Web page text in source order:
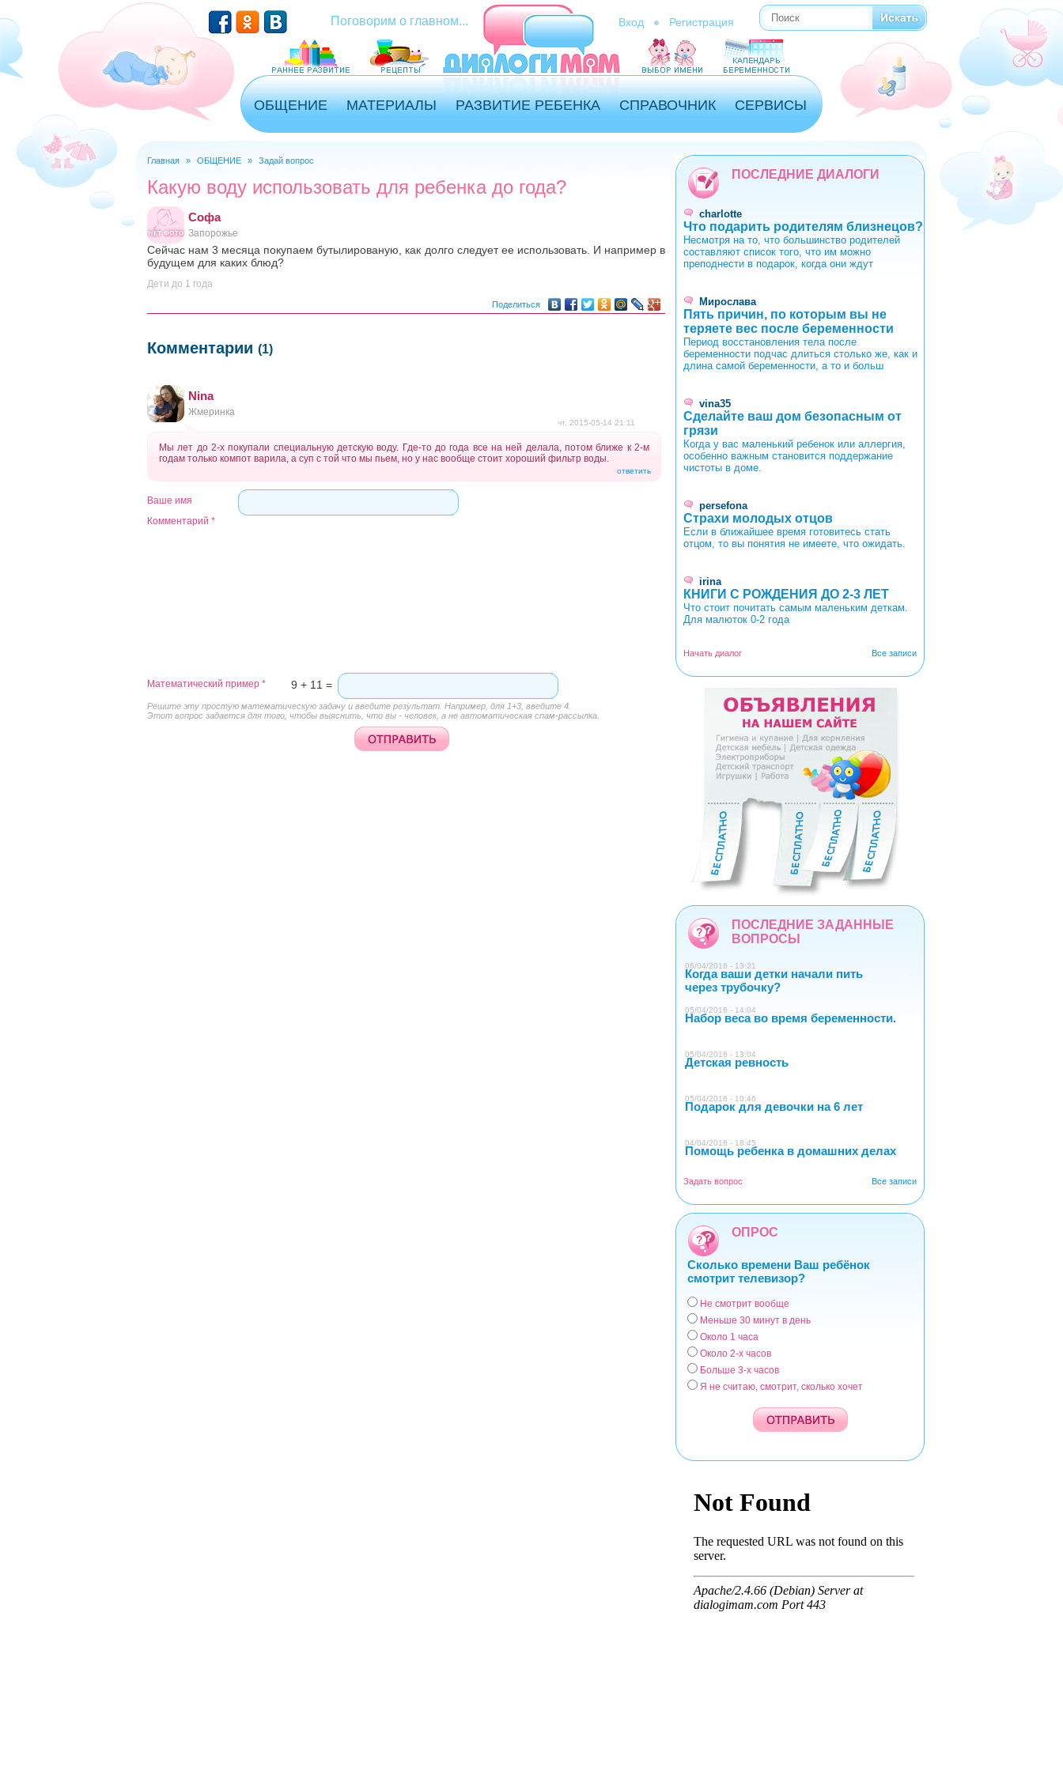
Перейти к основному содержанию
Поговорим о главном... Вход Регистрация Форма поиска
Поиск
ОБЩЕНИЕ МАТЕРИАЛЫ РАЗВИТИЕ РЕБЕНКА СПРАВОЧНИК СЕРВИСЫ
Главная » ОБЩЕНИЕ » Задай вопрос
Какую воду использовать для ребенка до года?
Софа
Запорожье
Сейчас нам 3 месяца покупаем бутылированую, как долго следует ее использовать. И например в
будущем для каких блюд?
Дети до 1 года
Поделиться
Комментарии (1)
Nina
Жмеринка
чт, 2015-05-14 21:11
Мы лет до 2-х покупали специальную детскую воду. Где-то до года все на ней делала, потом ближе к 2-м
годам только компот варила, а суп с той что мы пьем, но у нас вообще стоит хороший фильтр воды.
ответить
Ваше имя
Комментарий *
Этот вопрос задается для того, чтобы выяснить, что вы - человек, а не автоматическая спам-рассылка.
Математический пример * 9 + 11 =
Решите эту простую математическую задачу и введите результат. Например, для 1+3, введите 4.
ПОСЛЕДНИЕ ДИАЛОГИ
charlotte
Что подарить родителям близнецов?
Несмотря на то, что большинство родителей
составляют список того, что им можно
преподнести в подарок, когда они ждут
Мирослава
Пять причин, по которым вы не
теряете вес после беременности
Период восстановления тела после
беременности подчас длиться столько же, как и
длина самой беременности, а то и больш
vina35
Сделайте ваш дом безопасным от
грязи
Когда у вас маленький ребенок или аллергия,
особенно важным становится поддержание
чистоты в доме.
persefona
Страхи молодых отцов
Если в ближайшее время готовитесь стать
отцом, то вы понятия не имеете, что ожидать.
irina
КНИГИ С РОЖДЕНИЯ ДО 2-3 ЛЕТ
Что стоит почитать самым маленьким деткам.
Для малюток 0-2 года
Все записи
Начать диалог
0123456789
ПОСЛЕДНИЕ ЗАДАННЫЕ
ВОПРОСЫ
06/04/2016 - 13:21
Когда ваши детки начали пить
через трубочку?
05/04/2016 - 14:04
Набор веса во время беременности.
05/04/2016 - 13:04
Детская ревность
05/04/2016 - 10:46
Подарок для девочки на 6 лет
04/04/2016 - 18:45
Помощь ребенка в домашних делах
Все записи
Задать вопрос
ОПРОС
Сколько времени Ваш ребёнок
смотрит телевизор?
Варианты
Не смотрит вообще
Меньше 30 минут в день
Около 1 часа
Около 2-х часов
Больше 3-х часов
Я не считаю, смотрит, сколько хочет